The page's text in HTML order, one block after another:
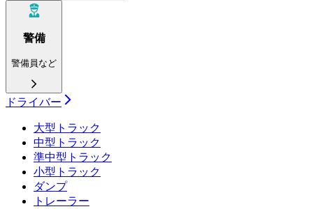
警備
警備員など
ドライバー
大型トラック
中型トラック
準中型トラック
小型トラック
ダンプ
トレーラー